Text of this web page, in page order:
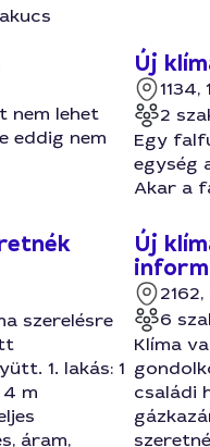
nem lehet
eddig nem
Új
2
Egy
egység
Akar a
szerelésre
1. lakás: 1
m
áram,
Új
6
Klíma
családi